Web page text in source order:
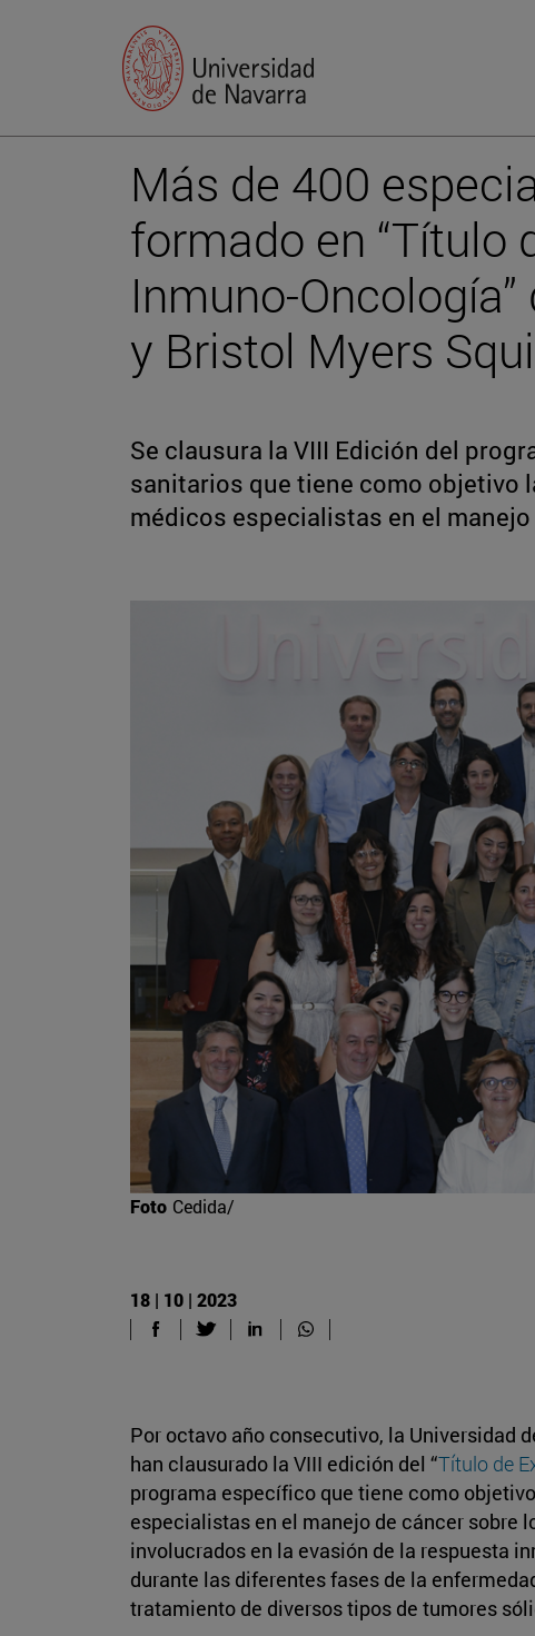
Más de 400
formado en “Título
Inmuno-
y Bristol Myers
Se clausura la VIII Edición del
sanitarios que tiene como objetivo
médicos especialistas en el
Foto Cedida/
18 | 10 | 2023
Por octavo año consecutivo, la Universidad
han clausurado la VIII edición del “Título de
programa específico que tiene como
especialistas en el manejo de cáncer sobre
involucrados en la evasión de la respuesta
durante las diferentes fases de la
tratamiento de diversos tipos de tumores